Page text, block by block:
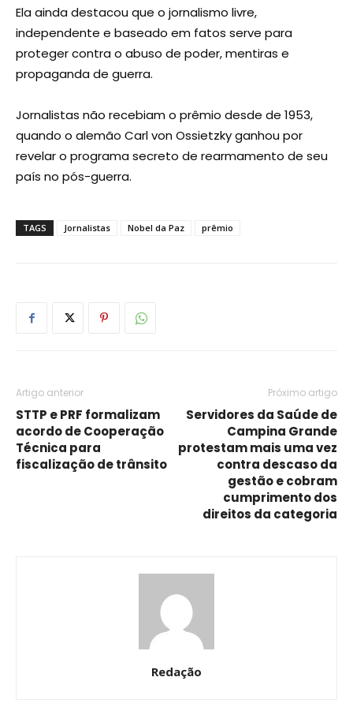
Ela ainda destacou que o jornalismo livre,
independente e baseado em fatos serve para
proteger contra o abuso de poder, mentiras e
propaganda de guerra.
Jornalistas não recebiam o prêmio desde de 1953,
quando o alemão Carl von Ossietzky ganhou por
revelar o programa secreto de rearmamento de seu
país no pós-guerra.
TAGS Jornalistas Nobel da Paz prêmio
Artigo anterior
STTP e PRF formalizam
acordo de Cooperação
Técnica para
fiscalização de trânsito
Próximo artigo
Servidores da Saúde de
Campina Grande
protestam mais uma vez
contra descaso da
gestão e cobram
cumprimento dos
direitos da categoria
Redação